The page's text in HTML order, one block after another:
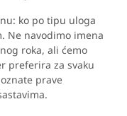
ko po tipu uloga
Ne navodimo imena
roka, ali ćemo
preferira za svaku
prave